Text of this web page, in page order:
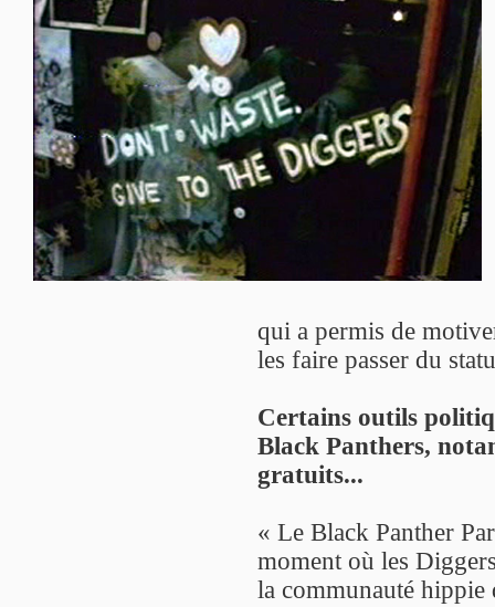
qui a permis de
les faire passer du
Certains outils
Black Panthers,
gratuits...
« Le Black Panther
moment où les
la communauté